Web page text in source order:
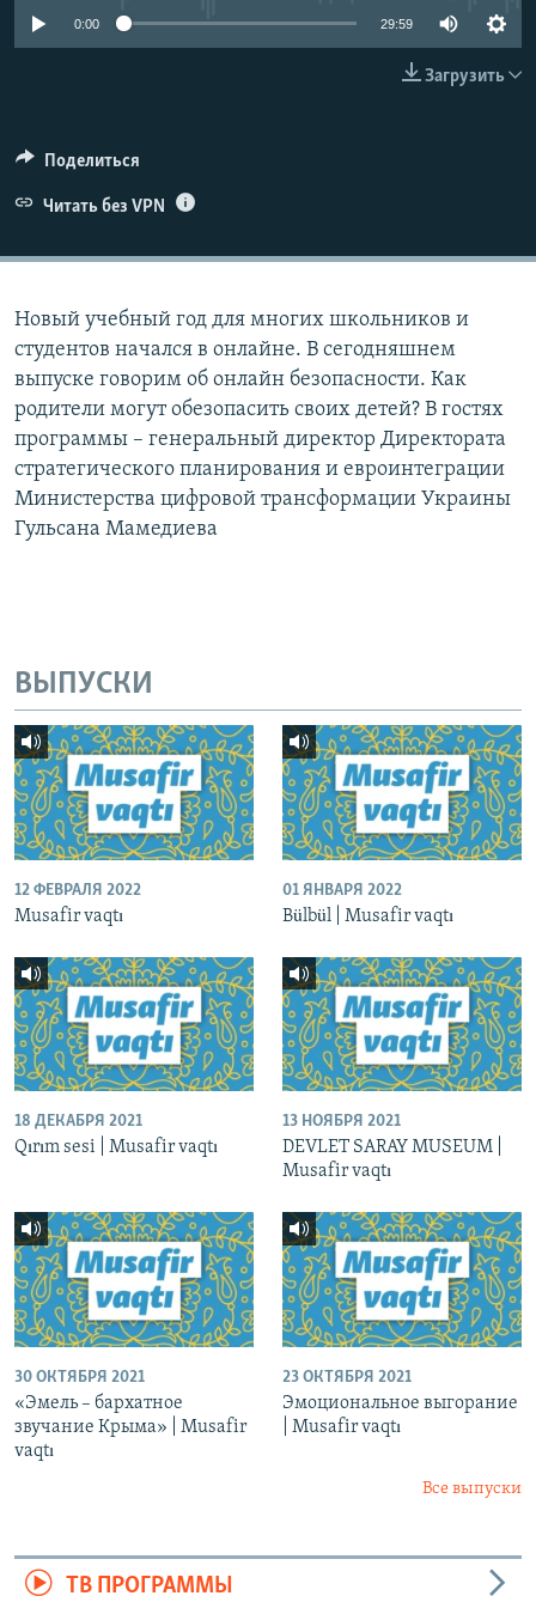
ПОБЕДИТЕЛЕЙ НЕ СУДЯТ?
УКРАИНСКАЯ ПРОБЛЕМА КРЫМА
ПРИСОЕДИНЯЙТЕСЬ!
0:00 29:59
Загрузить
Поделиться
Читать без VPN
Новый учебный год для многих школьников и
студентов начался в онлайне. В сегодняшнем
выпуске говорим об онлайн безопасности. Как
родители могут обезопасить своих детей? В гостях
программы – генеральный директор Директората
стратегического планирования и евроинтеграции
Министерства цифровой трансформации Украины
Гульсана Мамедиева
ВЫПУСКИ
12 ФЕВРАЛЯ 2022
Musafir vaqtı
01 ЯНВАРЯ 2022
Bülbül | Musafir vaqtı
18 ДЕКАБРЯ 2021
Qırım sesi | Musafir vaqtı
13 НОЯБРЯ 2021
DEVLET SARAY MUSEUM |
Musafir vaqtı
30 ОКТЯБРЯ 2021
«Эмель – бархатное
звучание Крыма» | Musafir
vaqtı
23 ОКТЯБРЯ 2021
Эмоциональное выгорание
| Musafir vaqtı
Все выпуски
ТВ ПРОГРАММЫ